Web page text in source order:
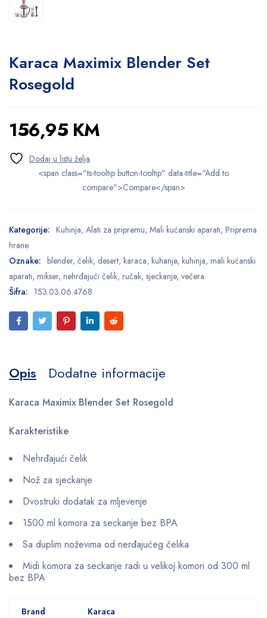
Karaca Maximix Blender Set
Rosegold
156,95 KM
<span class="ts-tooltip button-tooltip" data-title="Add to
compare">Compare</span>
Kategorije: Kuhinja, Alati za pripremu, Mali kućanski aparati, Priprema
hrane
Oznake: blender, čelik, desert, karaca, kuhanje, kuhinja, mali kućanski
aparati, mikser, nehrđajući čelik, ručak, sjeckanje, večera
Šifra: 153.03.06.4768
Opis Dodatne informacije
Karaca Maximix Blender Set Rosegold
Karakteristike
Nehrđajući čelik
Nož za sjeckanje
Dvostruki dodatak za mljevenje
1500 ml komora za seckanje bez BPA
Sa duplim noževima od nerđajućeg čelika
Midi komora za seckanje radi u velikoj komori od 300 ml
bez BPA
Brand Karaca